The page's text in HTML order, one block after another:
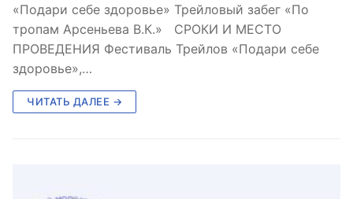
«Подари себе здоровье» Трейловый забег «По
тропам Арсеньева В.К.» СРОКИ И МЕСТО
ПРОВЕДЕНИЯ Фестиваль Трейлов «Подари себе
здоровье»,…
ЧИТАТЬ ДАЛЕЕ →